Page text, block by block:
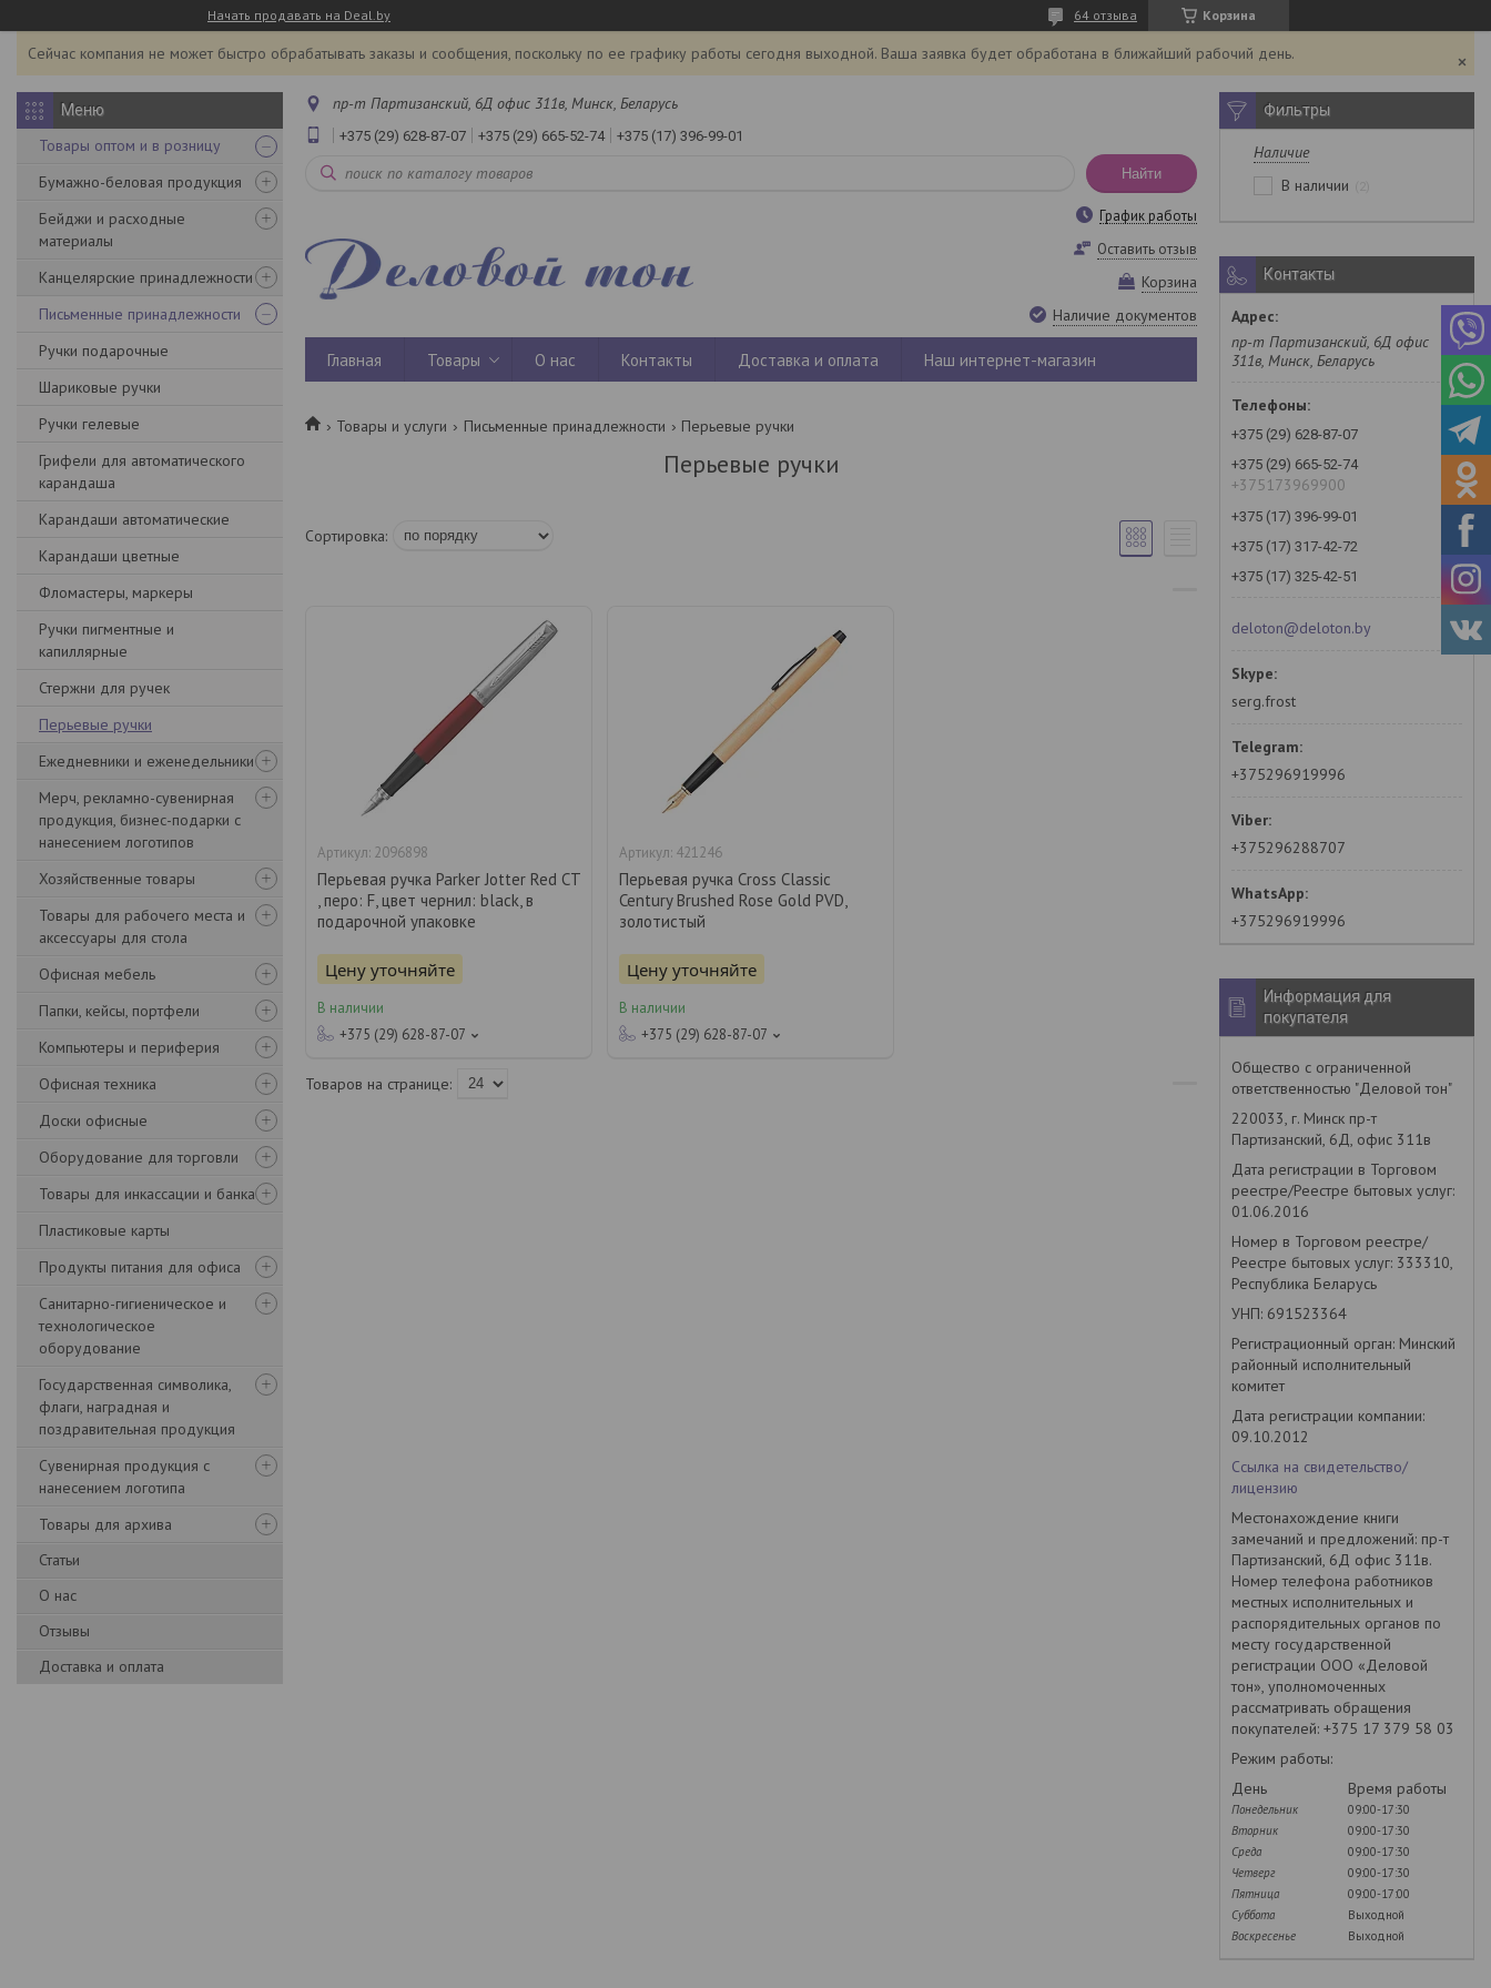
Начать продавать на Deal.by Корзина
64 отзыва
Сейчас компания не может быстро обрабатывать заказы и сообщения, поскольку по ее графику работы сегодня выходной. Ваша заявка будет обработана в ближайший рабочий день.
Товары оптом и в розницу
Бумажно-беловая продукция
Бейджи и расходные
материалы
Канцелярские принадлежности
Письменные принадлежности
Ручки подарочные
Шариковые ручки
Ручки гелевые
Грифели для автоматического
карандаша
Карандаши автоматические
Карандаши цветные
Фломастеры, маркеры
Ручки пигментные и
капиллярные
Стержни для ручек
Перьевые ручки
Ежедневники и еженедельники
Мерч, рекламно-сувенирная
продукция, бизнес-подарки с
нанесением логотипов
Хозяйственные товары
Товары для рабочего места и
аксессуары для стола
Офисная мебель
Папки, кейсы, портфели
Компьютеры и периферия
Офисная техника
Доски офисные
Оборудование для торговли
Товары для инкассации и банка
Пластиковые карты
Продукты питания для офиса
Санитарно-гигиеническое и
технологическое
оборудование
Государственная символика,
флаги, наградная и
поздравительная продукция
Сувенирная продукция с
нанесением логотипа
Товары для архива
Статьи
О нас
Отзывы
Доставка и оплата
пр-т Партизанский, 6Д офис 311в, Минск, Беларусь
+375 (29) 628-87-07 +375 (29) 665-52-74 +375 (17) 396-99-01
Найти
График работы
Оставить отзыв
Корзина
Наличие документов
Главная Товары О нас Контакты Доставка и оплата Наш интернет-магазин
Товары и услуги Письменные принадлежности Перьевые ручки
Перьевые ручки
2096898
Перьевая ручка Parker Jotter Red CT
, перо: F, цвет чернил: black, в
подарочной упаковке
Цену уточняйте
В наличии
+375 (29) 628-87-07
421246
Перьевая ручка Cross Classic
Century Brushed Rose Gold PVD,
золотистый
Цену уточняйте
В наличии
+375 (29) 628-87-07
Фильтры
Наличие
В наличии
Контакты
пр-т Партизанский, 6Д офис
311в, Минск, Беларусь
+375 (29) 628-87-07
+375 (29) 665-52-74
+375173969900
+375 (17) 396-99-01
+375 (17) 317-42-72
+375 (17) 325-42-51
deloton@deloton.by
serg.frost
+375296919996
+375296288707
+375296919996
Информация для
покупателя
Общество с ограниченной
ответственностью "Деловой тон"
220033, г. Минск пр-т
Партизанский, 6Д, офис 311в
Дата регистрации в Торговом
реестре/Реестре бытовых услуг:
01.06.2016
Номер в Торговом реестре/
Реестре бытовых услуг: 333310,
Республика Беларусь
УНП: 691523364
Регистрационный орган: Минский
районный исполнительный
комитет
Дата регистрации компании:
09.10.2012
Ссылка на свидетельство/
лицензию
Местонахождение книги
замечаний и предложений: пр-т
Партизанский, 6Д офис 311в.
Номер телефона работников
местных исполнительных и
распорядительных органов по
месту государственной
регистрации ООО «Деловой
тон», уполномоченных
рассматривать обращения
покупателей: +375 17 379 58 03
Режим работы:
День
Время работы
Понедельник
09:00-17:30
Вторник
09:00-17:30
Среда
09:00-17:30
Четверг
09:00-17:30
Пятница
09:00-17:00
Суббота
Выходной
Воскресенье
Выходной